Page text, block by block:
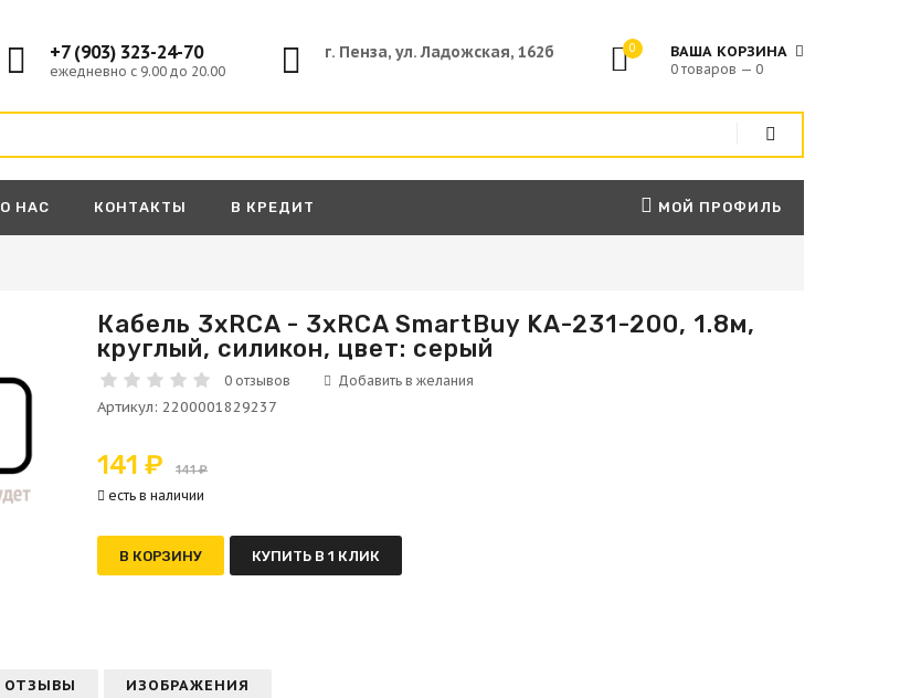
+7 (903) 323-24-70
ежедневно с 9.00 до 20.00
г. Пенза, ул. Ладожская, 162б 0 ВАША КОРЗИНА
0 товаров — 0
МОЙ ПРОФИЛЬ
О НАС КОНТАКТЫ В КРЕДИТ
Кабель 3xRCA - 3xRCA SmartBuy KA-231-200, 1.8м,
круглый, силикон, цвет: серый
0 отзывов
Артикул: 2200001829237
141 ₽ 141 ₽
есть в наличии
В КОРЗИНУ КУПИТЬ В 1 КЛИК
ОТЗЫВЫ ИЗОБРАЖЕНИЯ